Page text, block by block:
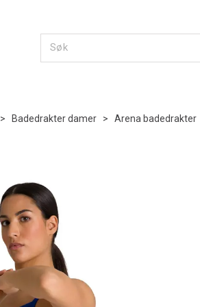
Badedrakter damer > Arena badedrakter